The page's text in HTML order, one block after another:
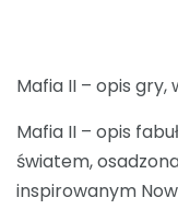
Mafia II – opis
Mafia II – opis
światem,
inspirowanym